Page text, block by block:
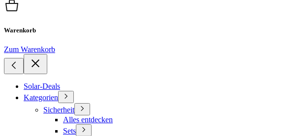
Warenkorb
Zum Warenkorb
Solar-Deals
Kategorien
Sicherheit
Alles entdecken
Sets